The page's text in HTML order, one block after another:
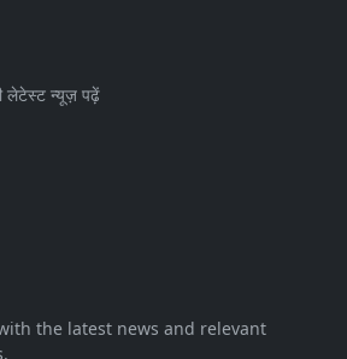
लेटेस्ट न्यूज़ पढ़ें
the latest news and relevant